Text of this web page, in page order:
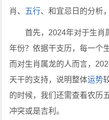
肖、 五行、和宜忌日的分析
首先，2024年对于生肖
年份？依据干支历，每一个
而对生肖属龙的人而言，
天干的支持，说明整体运势
的时候，我们还需查看农历
冲突或是吉利。